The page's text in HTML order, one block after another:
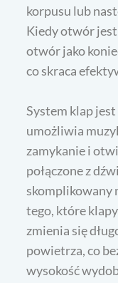
korpusu lub
Kiedy otwór
otwór jako
co skraca
System klap
umożliwia
zamykanie i
połączone z
skomplikowany
tego, które
zmienia się
powietrza, co
wysokość